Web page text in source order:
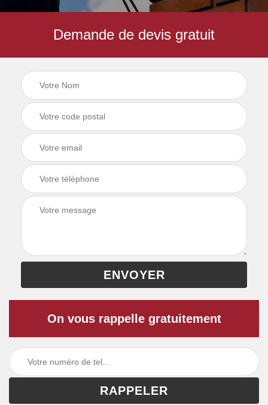
Demande de devis gratuit
On vous rappelle gratuitement